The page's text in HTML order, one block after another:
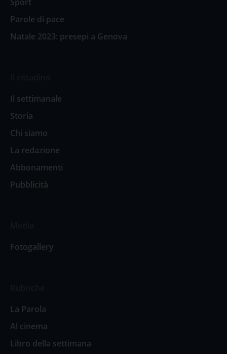
Parole di pace
Natale 2023: presepi a Genova
Il settimanale
Storia
Chi siamo
La redazione
Abbonamenti
Pubblicità
Fotogallery
La Parola
Al cinema
Libro della settimana